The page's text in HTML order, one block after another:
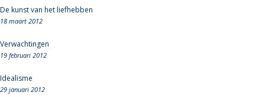
De kunst van het liefhebben
18 maart 2012
Verwachtingen
19 februari 2012
Idealisme
29 januari 2012